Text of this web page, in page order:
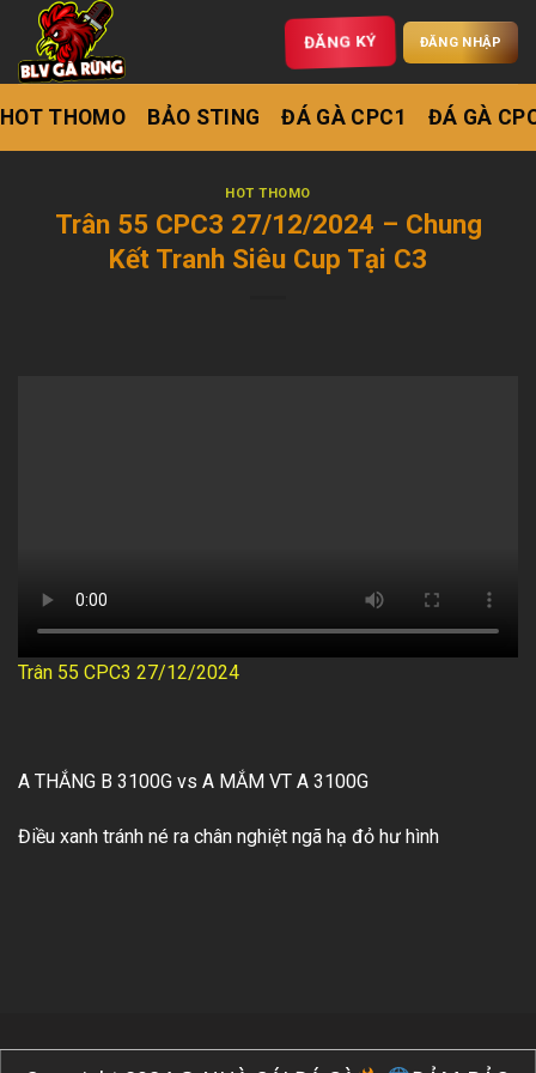
ĐĂNG KÝ ĐĂNG NHẬP
HOT THOMO BẢO STING ĐÁ GÀ CPC1 ĐÁ GÀ
HOT THOMO
Trân 55 CPC3 27/12/2024 – Chung
Kết Tranh Siêu Cup Tại C3
Trân 55 CPC3 27/12/2024
A THẮNG B 3100G vs A MẮM VT A 3100G
Điều xanh tránh né ra chân nghiệt ngã hạ đỏ hư hình